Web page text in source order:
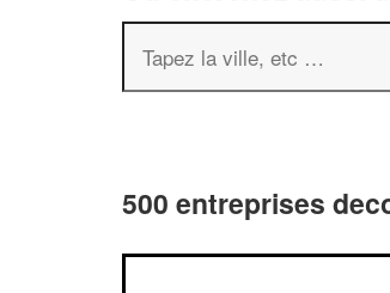
500 entreprises